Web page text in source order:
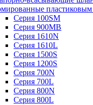
Серия 100SM
Серия 900MB
Серия 1610N
Серия 1610L
Серия 1500S
Серия 1200S
Серия 700N
Серия 700L
Серия 800N
Серия 800L